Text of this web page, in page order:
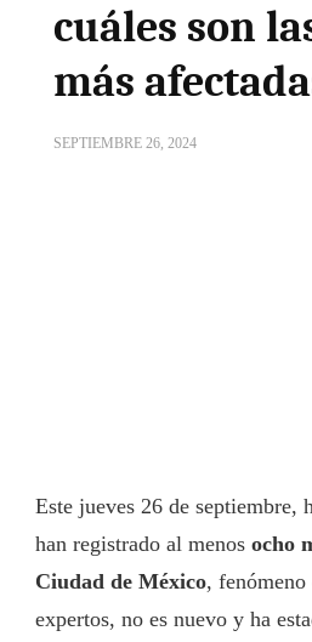
cuáles son
más
SEPTIEMBRE 26, 2024
Este jueves 26 de septiembre,
han registrado al menos ocho
Ciudad de México, fenómeno
expertos, no es nuevo y ha